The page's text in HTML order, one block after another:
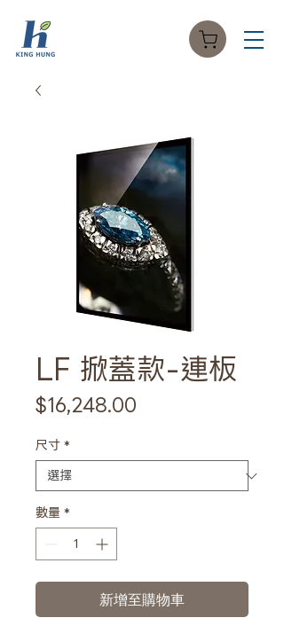
LF 掀蓋款-連板
$16,248.00
尺寸*
數量*
新增至購物車